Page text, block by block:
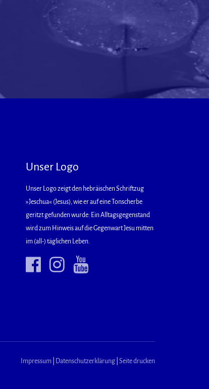
Unser Logo
Unser Logo zeigt den hebräischen Schriftzug
»Jeschua« (Jesus), wie er auf eine Tonscherbe
geritzt gefunden wurde: Ein Alltagsgegenstand
wird zum Hinweis auf die Gegenwart Jesu mitten
im (all-) täglichen Leben.
Impressum Datenschutzerklärung Seite drucken